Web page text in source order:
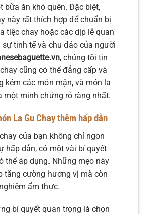
bữa ăn khó quên. Đặc biệt,
này rất thích hợp để chuẩn bị
tiệc chay hoặc các dịp lễ quan
sự tinh tế và chu đáo của người
, chúng tôi tin
cũng có thể đẳng cấp và
kém các món mặn, và món la
một minh chứng rõ ràng nhất.
La Gu Chay thêm hấp dẫn
của bạn không chỉ ngon
hấp dẫn, có một vài bí quyết
thể áp dụng. Những mẹo này
tăng cường hương vị mà còn
ẩm thực.
bí quyết quan trọng là chọn